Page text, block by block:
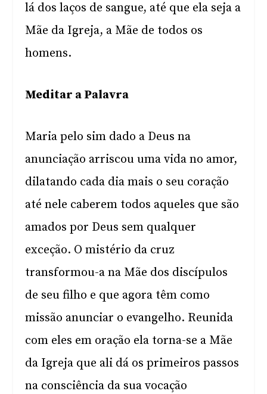
lá dos laços de sangue, até que ela seja a
Mãe da Igreja, a Mãe de todos os
homens.
Meditar a Palavra
Maria pelo sim dado a Deus na
anunciação arriscou uma vida no amor,
dilatando cada dia mais o seu coração
até nele caberem todos aqueles que são
amados por Deus sem qualquer
exceção. O mistério da cruz
transformou-a na Mãe dos discípulos
de seu filho e que agora têm como
missão anunciar o evangelho. Reunida
com eles em oração ela torna-se a Mãe
da Igreja que ali dá os primeiros passos
na consciência da sua vocação